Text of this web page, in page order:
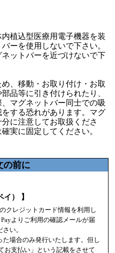
植込型医療用電子機器を装
ーを使用しないで下さい。
ットバーを近づけないで下
、移動・お取り付け・お取
品等に引き付けられたり、
マグネットバー同士での吸
する恐れがあります。マグ
に注意してお取扱くださ
実に固定してください。
の前に
） 】
クレジットカード情報を利用し
よりご利用の確認メールが届
い。
場合のみ発行いたします。但し
お支払い」という記載をさせて